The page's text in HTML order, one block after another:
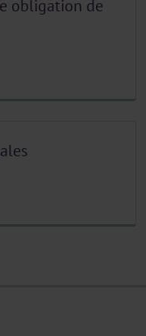
obligation de